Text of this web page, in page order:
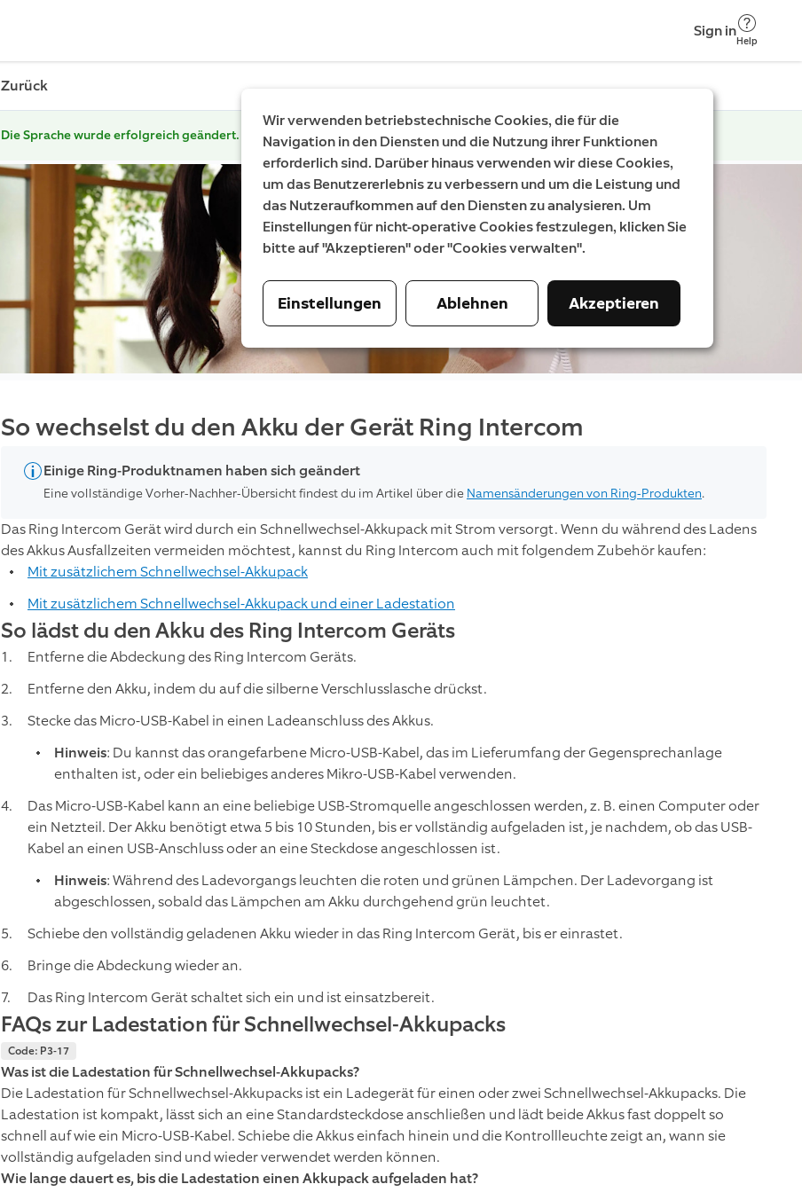
Sign in
Help
Zurück
Die Sprache wurde erfolgreich geändert.
So wechselst du den Akku der Gerät Ring Intercom
Einige Ring-Produktnamen haben sich geändert
Eine vollständige Vorher-Nachher-Übersicht findest du im Artikel über die Namensänderungen von Ring-Produkten.
Das Ring Intercom Gerät wird durch ein Schnellwechsel-Akkupack mit Strom versorgt. Wenn du während des Ladens
des Akkus Ausfallzeiten vermeiden möchtest, kannst du Ring Intercom auch mit folgendem Zubehör kaufen:
Mit zusätzlichem Schnellwechsel-Akkupack
Mit zusätzlichem Schnellwechsel-Akkupack und einer Ladestation
So lädst du den Akku des Ring Intercom Geräts
Entferne die Abdeckung des Ring Intercom Geräts.
Entferne den Akku, indem du auf die silberne Verschlusslasche drückst.
Stecke das Micro-USB-Kabel in einen Ladeanschluss des Akkus.
Hinweis: Du kannst das orangefarbene Micro-USB-Kabel, das im Lieferumfang der Gegensprechanlage
enthalten ist, oder ein beliebiges anderes Mikro-USB-Kabel verwenden.
Das Micro-USB-Kabel kann an eine beliebige USB-Stromquelle angeschlossen werden, z. B. einen Computer oder
ein Netzteil. Der Akku benötigt etwa 5 bis 10 Stunden, bis er vollständig aufgeladen ist, je nachdem, ob das USB-
Kabel an einen USB-Anschluss oder an eine Steckdose angeschlossen ist.
Hinweis: Während des Ladevorgangs leuchten die roten und grünen Lämpchen. Der Ladevorgang ist
abgeschlossen, sobald das Lämpchen am Akku durchgehend grün leuchtet.
Schiebe den vollständig geladenen Akku wieder in das Ring Intercom Gerät, bis er einrastet.
Bringe die Abdeckung wieder an.
Das Ring Intercom Gerät schaltet sich ein und ist einsatzbereit.
FAQs zur Ladestation für Schnellwechsel-Akkupacks
Code: P3-17
Was ist die Ladestation für Schnellwechsel-Akkupacks?
Die Ladestation für Schnellwechsel-Akkupacks ist ein Ladegerät für einen oder zwei Schnellwechsel-Akkupacks. Die
Ladestation ist kompakt, lässt sich an eine Standardsteckdose anschließen und lädt beide Akkus fast doppelt so
schnell auf wie ein Micro-USB-Kabel. Schiebe die Akkus einfach hinein und die Kontrollleuchte zeigt an, wann sie
vollständig aufgeladen sind und wieder verwendet werden können.
Wie lange dauert es, bis die Ladestation einen Akkupack aufgeladen hat?
Wir verwenden betriebstechnische Cookies, die für die
Navigation in den Diensten und die Nutzung ihrer Funktionen
erforderlich sind. Darüber hinaus verwenden wir diese Cookies,
um das Benutzererlebnis zu verbessern und um die Leistung und
das Nutzeraufkommen auf den Diensten zu analysieren. Um
Einstellungen für nicht-operative Cookies festzulegen, klicken Sie
bitte auf "Akzeptieren" oder "Cookies verwalten".
Einstellungen Ablehnen Akzeptieren